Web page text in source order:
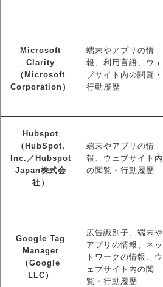
Microsoft
Clarity
（Microsoft
Corporation）
端末やアプリの情
報、利用言語、ウェ
ブサイト内の閲覧・
行動履歴
Hubspot
（HubSpot,
Inc.／Hubspot
Japan株式会
社）
端末やアプリの情
報、ウェブサイト内
の閲覧・行動履歴
Google Tag
Manager
（Google
LLC）
広告識別子、端末や
アプリの情報、ネッ
トワークの情報、ウ
ェブサイト内の閲
覧・行動履歴